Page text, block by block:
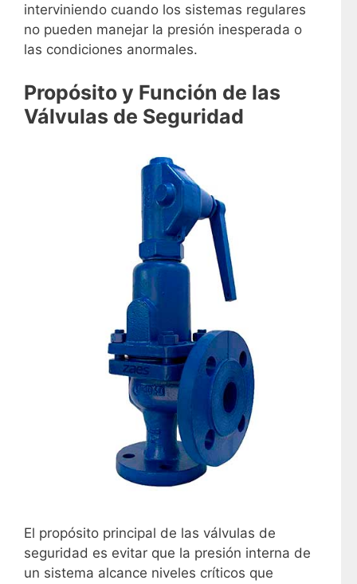
interviniendo cuando los sistemas regulares
no pueden manejar la presión inesperada o
las condiciones anormales.
Propósito y Función de las
Válvulas de Seguridad
El propósito principal de las válvulas de
seguridad es evitar que la presión interna de
un sistema alcance niveles críticos que